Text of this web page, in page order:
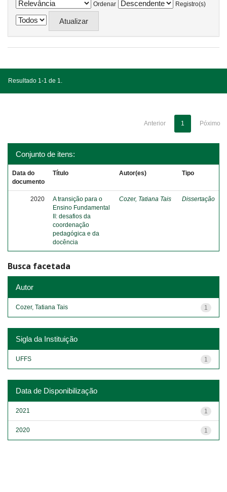
Ordenar
Registro(s)
Resultado 1-1 de 1.
Anterior 1 Póximo
Conjunto de itens:
Data do
documento
Título Autor(es) Tipo
2020
A transição para o
Ensino Fundamental
II: desafios da
coordenação
pedagógica e da
docência
Cozer, Tatiana Tais Dissertação
Busca facetada
Autor
1
Cozer, Tatiana Tais
Sigla da Instituição
1
UFFS
Data de Disponibilização
1
2021
1
2020